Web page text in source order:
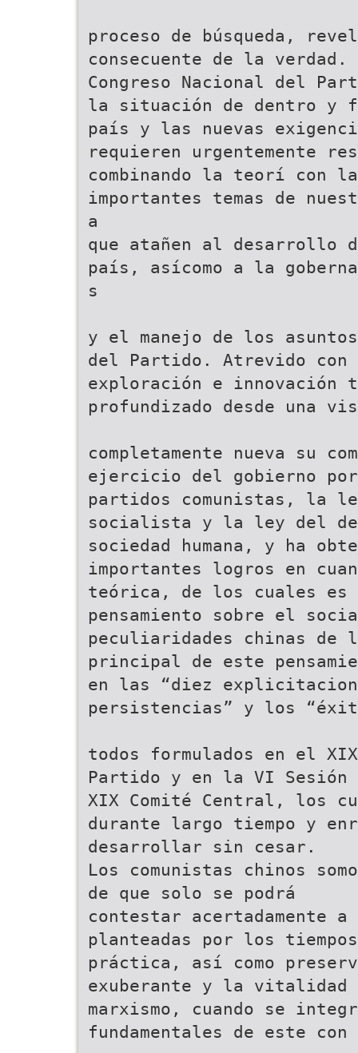
proceso de búsqueda,
consecuente de la
Congreso Nacional del
la situación de dentro y
país y las nuevas
requieren urgentemente
combinando la teorí con
importantes temas de
a
que atañen al desarrollo
país, asícomo a la
s
y el manejo de los
del Partido. Atrevido con
exploración e innovación
profundizado desde una
completamente nueva su
ejercicio del gobierno
partidos comunistas, la
socialista y la ley del
sociedad humana, y ha
importantes logros en
teórica, de los cuales es
pensamiento sobre el
peculiaridades chinas de
principal de este
en las “diez
persistencias” y los
todos formulados en el
Partido y en la VI Sesión
XIX Comité Central, los
durante largo tiempo y
desarrollar sin cesar.
Los comunistas chinos
de que solo se podrá
contestar acertadamente
planteadas por los
práctica, así como
exuberante y la vitalidad
marxismo, cuando se
fundamentales de este